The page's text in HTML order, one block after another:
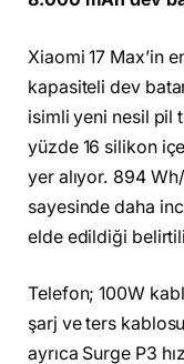
Xiaomi 17 Max’in
kapasiteli dev
isimli yeni nesil pil
yüzde 16 silikon
yer alıyor. 894
sayesinde daha
elde edildiği
Telefon; 100W
şarj ve ters
ayrıca Surge P3